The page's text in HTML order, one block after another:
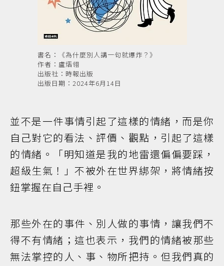
書名：《為什麼別人講一句就爆炸？》
作者：盧熠翎
出版社：時報出版
出版日期：2024年6月14日
並不是一件事情引起了這樣的情緒，而是你
自己對它的看法、評價、觀點，引起了這樣
的情緒。「明知道是我的地雷還偏偏要踩，
超級生氣！」不被外在世界綁架，將情緒按
鈕掌握在自己手裡。
那些外在的事件、別人做的事情，讓我們不
得不有情緒；這也表示，我們的情緒被那些
無法掌控的人、事、物所把持。但我們真的